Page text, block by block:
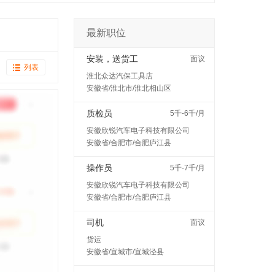
列表
最新职位
安装，送货工
面议
淮北众达汽保工具店
安徽省/淮北市/淮北相山区
质检员
5千-6千/月
安徽欣锐汽车电子科技有限公司
安徽省/合肥市/合肥庐江县
操作员
5千-7千/月
安徽欣锐汽车电子科技有限公司
安徽省/合肥市/合肥庐江县
司机
面议
货运
安徽省/宣城市/宣城泾县